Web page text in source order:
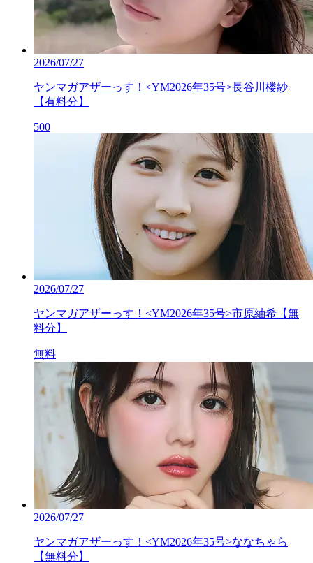
2026/07/27
ヤンマガアザーっす！<YM2026年35号>長谷川楼紗
【有料分】
500
2026/07/27
ヤンマガアザーっす！<YM2026年35号>市原紬希【無
料分】
無料
2026/07/27
ヤンマガアザーっす！<YM2026年35号>ななちゃら
【無料分】